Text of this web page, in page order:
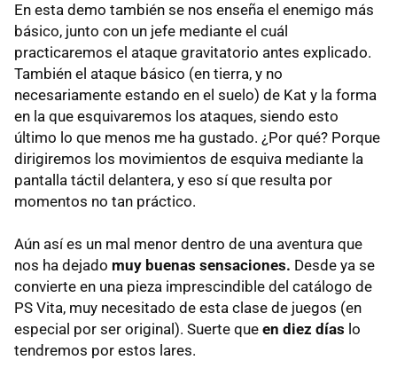
En esta demo también se nos enseña el enemigo más
básico, junto con un jefe mediante el cuál
practicaremos el ataque gravitatorio antes explicado.
También el ataque básico (en tierra, y no
necesariamente estando en el suelo) de Kat y la forma
en la que esquivaremos los ataques, siendo esto
último lo que menos me ha gustado. ¿Por qué? Porque
dirigiremos los movimientos de esquiva mediante la
pantalla táctil delantera, y eso sí que resulta por
momentos no tan práctico.
Aún así es un mal menor dentro de una aventura que
nos ha dejado muy buenas sensaciones. Desde ya se
convierte en una pieza imprescindible del catálogo de
PS Vita, muy necesitado de esta clase de juegos (en
especial por ser original). Suerte que en diez días lo
tendremos por estos lares.